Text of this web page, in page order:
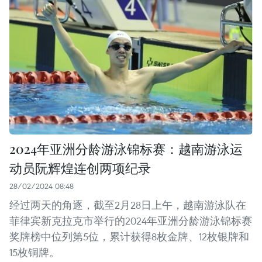
2024年亚洲分龄游泳锦标赛：越南游泳运
动员阮辉煌连创两项纪录
28/02/2024 08:48
经过两天的角逐，截至2月28日上午，越南游泳队在
菲律宾新克拉克市举行的2024年亚洲分龄游泳锦标赛
奖牌榜中位列第5位，累计获得8枚金牌、12枚银牌和
15枚铜牌。